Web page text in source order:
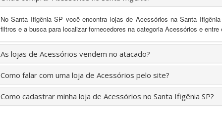
No Santa Ifigênia SP você encontra lojas de Acessórios na Santa
filtros e a busca para localizar fornecedores na categoria Acessórios e
As lojas de Acessórios vendem no atacado?
Como falar com uma loja de Acessórios pelo site?
Como cadastrar minha loja de Acessórios no Santa Ifigênia SP?